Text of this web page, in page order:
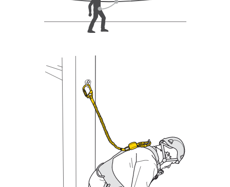
Nous donnons des exemples de techniques
liées à votre activité. Il peut en exister d’autres
que nous ne décrivons pas ici.